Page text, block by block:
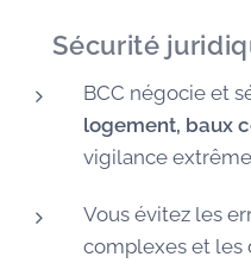
🛡️Sécurité
BCC négocie et
logement, baux
vigilance
Vous évitez les
complexes et les